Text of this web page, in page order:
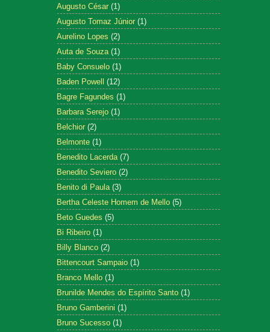
Augusto César (1)
Augusto Tomaz Júnior (1)
Aurelino Lopes (2)
Auta de Souza (1)
Baby Consuelo (1)
Baden Powell (12)
Bagre Fagundes (1)
Barbara Serejo (1)
Belchior (2)
Belmonte (1)
Benedito Lacerda (7)
Benedito Seviero (2)
Benito di Paula (3)
Bertha Celeste Homem de Mello (5)
Beto Guedes (5)
Bi Ribeiro (1)
Billy Blanco (2)
Bittencourt Sampaio (1)
Branco Mello (1)
Brunilde Mendes do Espírito Santo (1)
Bruno Gamberini (1)
Bruno Sucesso (1)